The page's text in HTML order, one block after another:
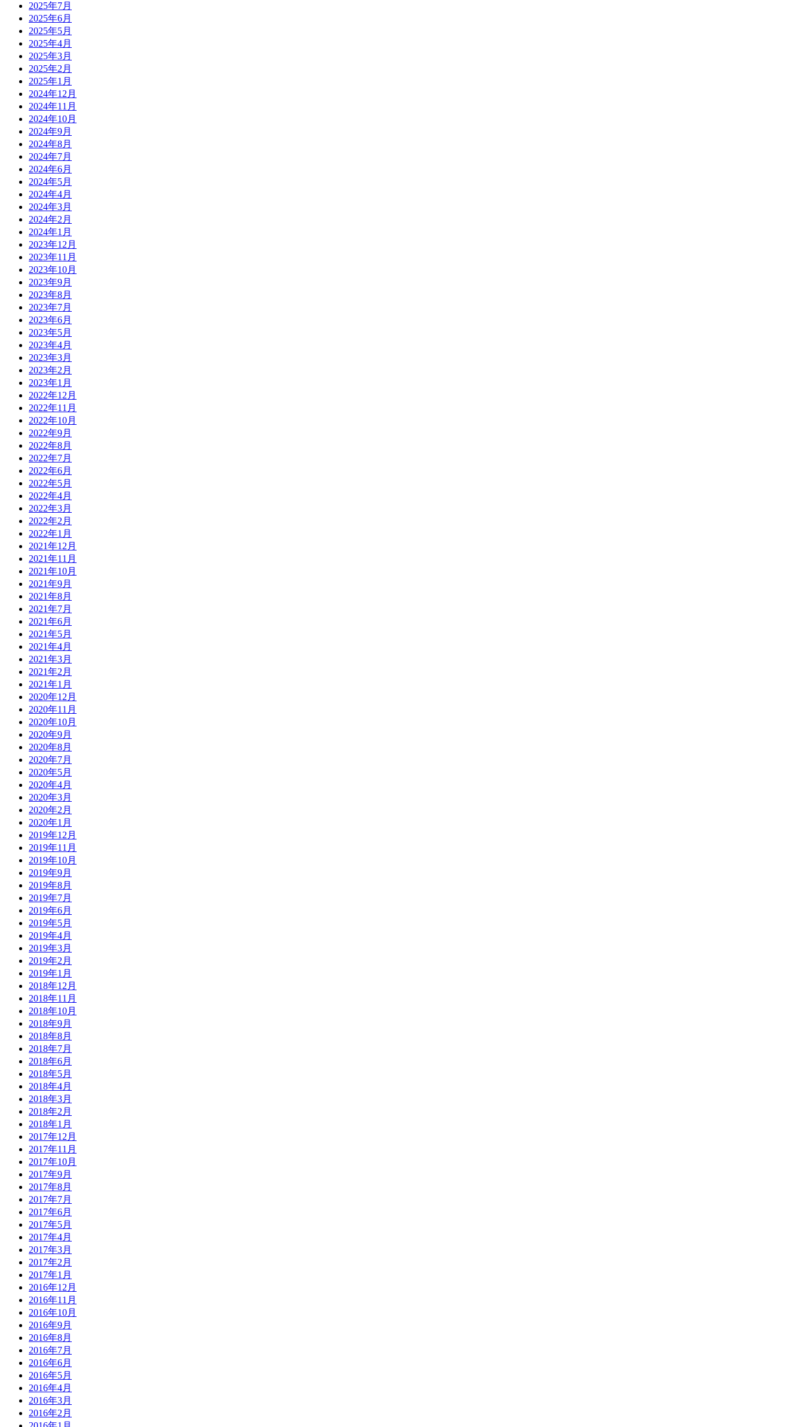
2025年7月
2025年6月
2025年5月
2025年4月
2025年3月
2025年2月
2025年1月
2024年12月
2024年11月
2024年10月
2024年9月
2024年8月
2024年7月
2024年6月
2024年5月
2024年4月
2024年3月
2024年2月
2024年1月
2023年12月
2023年11月
2023年10月
2023年9月
2023年8月
2023年7月
2023年6月
2023年5月
2023年4月
2023年3月
2023年2月
2023年1月
2022年12月
2022年11月
2022年10月
2022年9月
2022年8月
2022年7月
2022年6月
2022年5月
2022年4月
2022年3月
2022年2月
2022年1月
2021年12月
2021年11月
2021年10月
2021年9月
2021年8月
2021年7月
2021年6月
2021年5月
2021年4月
2021年3月
2021年2月
2021年1月
2020年12月
2020年11月
2020年10月
2020年9月
2020年8月
2020年7月
2020年5月
2020年4月
2020年3月
2020年2月
2020年1月
2019年12月
2019年11月
2019年10月
2019年9月
2019年8月
2019年7月
2019年6月
2019年5月
2019年4月
2019年3月
2019年2月
2019年1月
2018年12月
2018年11月
2018年10月
2018年9月
2018年8月
2018年7月
2018年6月
2018年5月
2018年4月
2018年3月
2018年2月
2018年1月
2017年12月
2017年11月
2017年10月
2017年9月
2017年8月
2017年7月
2017年6月
2017年5月
2017年4月
2017年3月
2017年2月
2017年1月
2016年12月
2016年11月
2016年10月
2016年9月
2016年8月
2016年7月
2016年6月
2016年5月
2016年4月
2016年3月
2016年2月